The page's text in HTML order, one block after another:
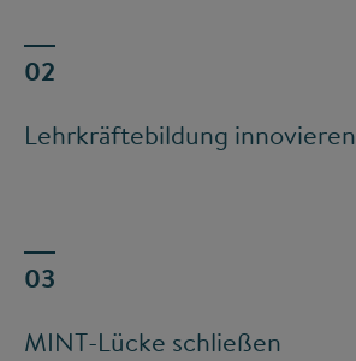
Lehrkräftebildung innovieren
MINT-Lücke schließen